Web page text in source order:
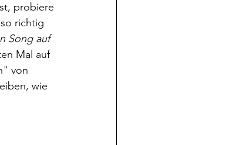
probiere
richtig
Song auf
Mal auf
von
wie